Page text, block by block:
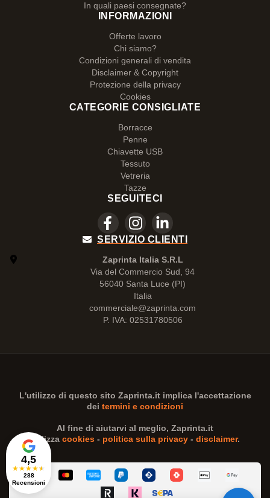
4,5
★★★★★
288
Recensioni
In quali paesi consegnate?
INFORMAZIONI
Offerte lavoro
Chi siamo?
Condizioni generali di vendita
Disclaimer & Copyright
Protezione della privacy
Cookies
CATEGORIE CONSIGLIATE
Borracce
Penne
Chiavette USB
Tessuto
Vetreria
Tazze
SEGUITECI
SERVIZIO CLIENTI
Zaprinta Italia S.R.L
Via del Commercio Sud, 94
56040 Santa Luce (PI)
Italia
commerciale@zaprinta.com
P. IVA: 02531780506
L'utilizzo di questo sito Zaprinta.itimplica l'accettazione
dei termini e condizioni
Al fine di aiutarvi al meglio, Zaprinta.it
utilizza cookies- politica sulla privacy- disclaimer.